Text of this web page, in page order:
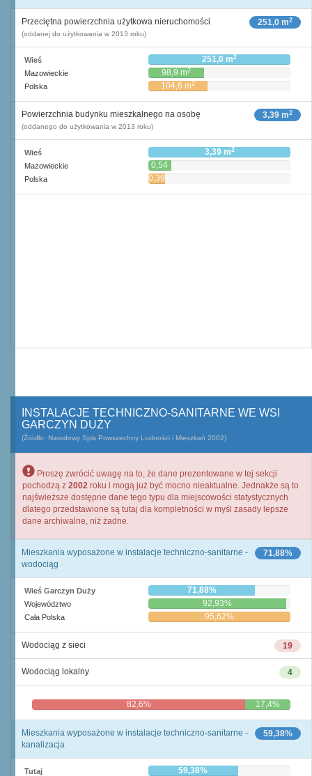
251,0 m2
Przeciętna powierzchnia użytkowa nieruchomości
(oddanej do użytkowania w 2013 roku)
Wieś 251,0 m2
Mazowieckie 98,9 m2
Polska 104,6 m2
3,39 m2
Powierzchnia budynku mieszkalnego na osobę
(oddanego do użytkowania w 2013 roku)
Wieś 3,39 m2
Mazowieckie
0,54
m2
Polska
0,39
INSTALACJE TECHNICZNO-SANITARNE WE WSI
GARCZYN DUŻY
(Źródło: Narodowy Spis Powszechny Ludności i Mieszkań 2002)
Proszę zwrócić uwagę na to, że dane prezentowane w tej sekcji
pochodzą z 2002 roku i mogą już być mocno nieaktualne. Jednakże są to
najświeższe dostępne dane tego typu dla miejscowości statystycznych
dlatego przedstawione są tutaj dla kompletności w myśl zasady lepsze
dane archiwalne, niż żadne.
71,88%
Mieszkania wyposażone w instalacje techniczno-sanitarne -
wodociąg
Wieś Garczyn Duży 71,88%
Województwo 92,93%
Cała Polska 95,62%
19
Wodociąg z sieci
4
Wodociąg lokalny
82,6% 17,4%
59,38%
Mieszkania wyposażone w instalacje techniczno-sanitarne -
kanalizacja
Tutaj 59,38%